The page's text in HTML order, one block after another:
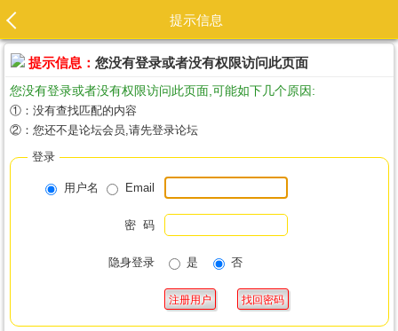
提示信息
提示信息： 您没有登录或者没有权限访问此页面
您没有登录或者没有权限访问此页面,可能如下几个原因:
①：没有查找匹配的内容
②：您还不是论坛会员,请先登录论坛
登录
用户名 Email
密 码
隐身登录 是 否